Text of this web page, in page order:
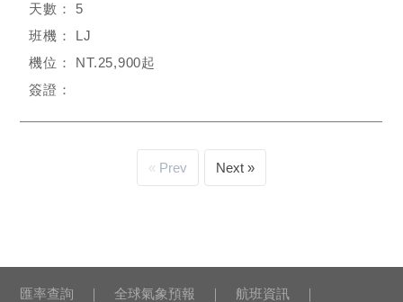
5
LJ
NT.25,900起
Prev Next
匯率查詢 全球氣象預報 航班資訊